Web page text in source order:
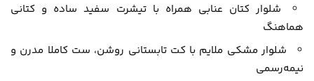
شلوار کتان عنابی همراه با تیشرت سفید ساده و کتانی
هماهنگ
شلوار مشکی ملایم با کت تابستانی روشن، ست کاملا مدرن و
نیمه‌رسمی